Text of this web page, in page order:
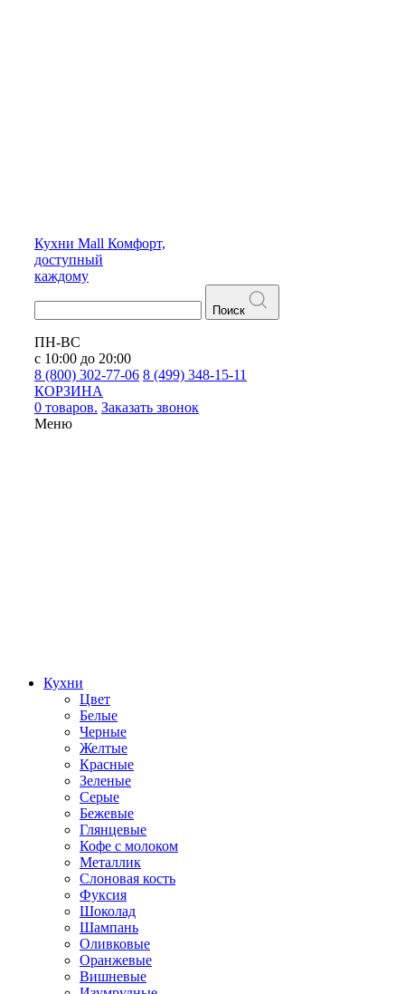
Кухни Mall Комфорт,
доступный
каждому
Поиск
ПН-ВС
с 10:00 до 20:00
8 (800) 302-77-06 8 (499) 348-15-11
КОРЗИНА
0 товаров. Заказать звонок
Меню
Кухни
Цвет
Белые
Черные
Желтые
Красные
Зеленые
Серые
Бежевые
Глянцевые
Кофе с молоком
Металлик
Слоновая кость
Фуксия
Шоколад
Шампань
Оливковые
Оранжевые
Вишневые